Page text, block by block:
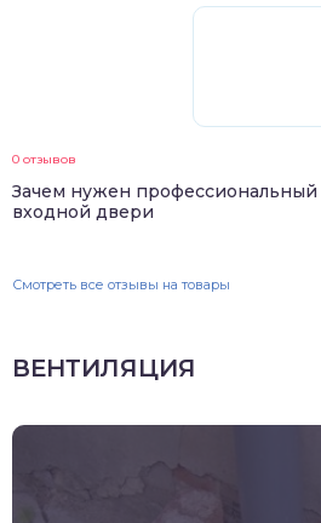
0 отзывов
Зачем нужен
входной двери
Смотреть все отзывы на товары
ВЕНТИЛЯЦИЯ